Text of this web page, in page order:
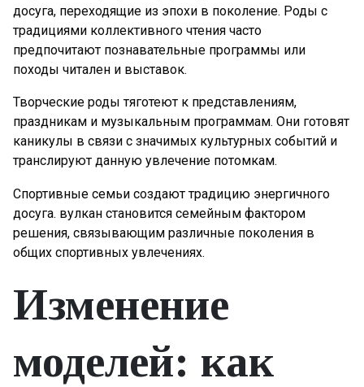
досуга, переходящие из эпохи в поколение. Роды с
традициями коллективного чтения часто
предпочитают познавательные программы или
походы читален и выставок.
Творческие роды тяготеют к представлениям,
праздникам и музыкальным программам. Они готовят
каникулы в связи с значимых культурных событий и
транслируют данную увлечение потомкам.
Спортивные семьи создают традицию энергичного
досуга. вулкан становится семейным фактором
решения, связывающим различные поколения в
общих спортивных увлечениях.
Изменение
моделей: как